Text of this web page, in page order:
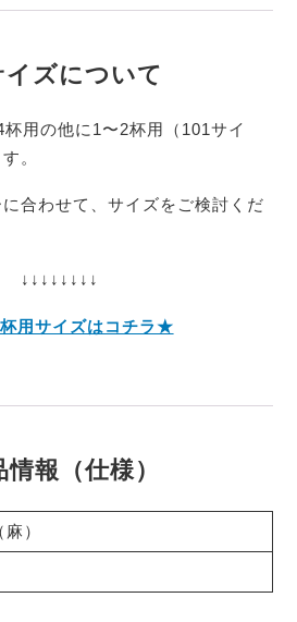
イズについて
用の他に1〜2杯用（101サイ
。
合わせて、サイズをご検討くだ
↓↓↓↓↓↓↓↓
用サイズはコチラ★
情報（仕様）
）